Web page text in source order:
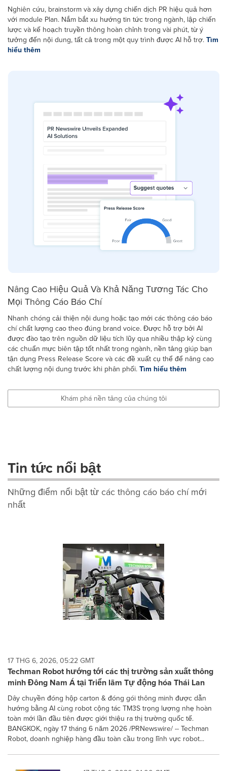
Nghiên cứu, brainstorm và xây dựng chiến dịch PR hiệu quả hơn
với module Plan. Nắm bắt xu hướng tin tức trong ngành, lập chiến
lược và kế hoạch truyền thông hoàn chỉnh trong vài phút, từ ý
tưởng đến nội dung, tất cả trong một quy trình được AI hỗ trợ.Tìm
hiểu thêm
Nâng Cao Hiệu Quả Và Khả Năng Tương Tác Cho
Mọi Thông Cáo Báo Chí
Nhanh chóng cải thiện nội dung hoặc tạo mới các thông cáo báo
chí chất lượng cao theo đúng brand voice. Được hỗ trợ bởi AI
được đào tạo trên nguồn dữ liệu tích lũy qua nhiều thập kỷ cùng
các chuẩn mực biên tập tốt nhất trong ngành, nền tảng giúp bạn
tận dụng Press Release Score và các đề xuất cụ thể để nâng cao
chất lượng nội dung trước khi phân phối.Tìm hiểu thêm
Khám phá nền tảng của chúng tôi
Tin tức nổi bật
Những điểm nổi bật từ các thông cáo báo chí mới
nhất
17 THG 6, 2026, 05:22 GMT
Techman Robot hướng tới các thị trường sản xuất thông
minh Đông Nam Á tại Triển lãm Tự động hóa Thái Lan
Dây chuyền đóng hộp carton & đóng gói thông minh được dẫn
hướng bằng AI cùng robot cộng tác TM3S trọng lượng nhẹ hoàn
toàn mới lần đầu tiên được giới thiệu ra thị trường quốc tế.
BANGKOK, ngày 17 tháng 6 năm 2026 /PRNewswire/ -- Techman
Robot, doanh nghiệp hàng đầu toàn cầu trong lĩnh vực robot...